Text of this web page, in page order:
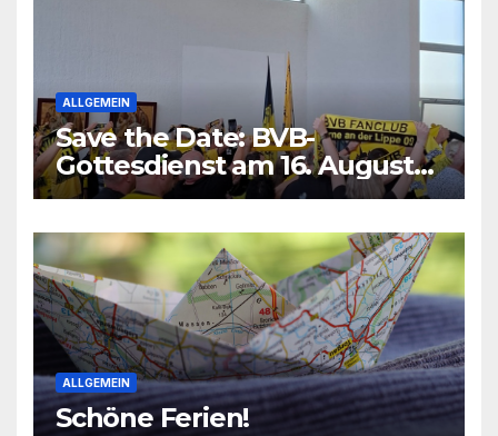
ALLGEMEIN
Save the Date: BVB-
Gottesdienst am 16. August
2026
ALLGEMEIN
Schöne Ferien!